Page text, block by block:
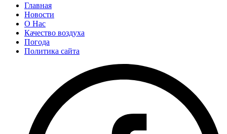
Главная
Новости
О Нас
Качество воздуха
Погода
Политика сайта